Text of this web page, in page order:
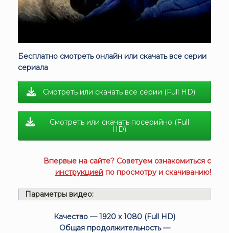
Бесплатно смотреть онлайн или скачать все серии
сериала
Смотреть или скачать все серии (Full HD)
Смотреть или скачать посерийно (Full
HD)
Впервые на сайте? Советуем ознакомиться с
инструкцией по просмотру и скачиванию!
Параметры видео:
Качество — 1920 x 1080 (Full HD)
Общая продолжительность —